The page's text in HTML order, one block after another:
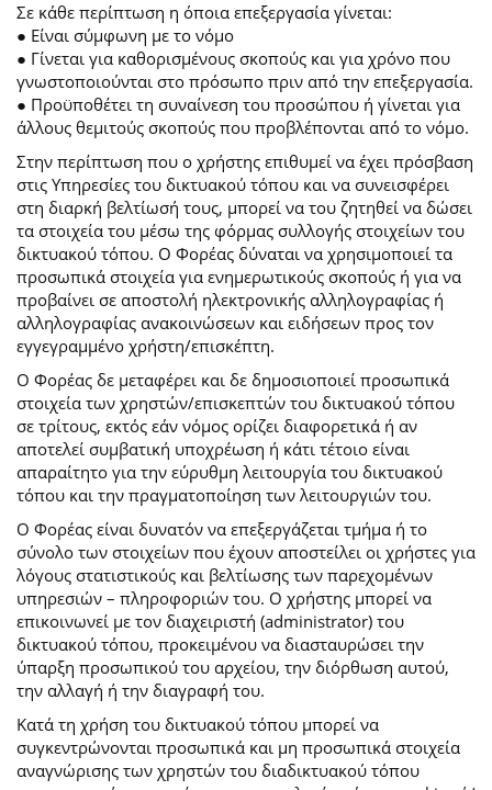
Σε κάθε περίπτωση η όποια επεξεργασία γίνεται:
● Είναι σύμφωνη με το νόμο
● Γίνεται για καθορισμένους σκοπούς και για χρόνο που
γνωστοποιούνται στο πρόσωπο πριν από την επεξεργασία.
● Προϋποθέτει τη συναίνεση του προσώπου ή γίνεται για
άλλους θεμιτούς σκοπούς που προβλέπονται από το νόμο.
Στην περίπτωση που ο χρήστης επιθυμεί να έχει πρόσβαση
στις Υπηρεσίες του δικτυακού τόπου και να συνεισφέρει
στη διαρκή βελτίωσή τους, μπορεί να του ζητηθεί να δώσει
τα στοιχεία του μέσω της φόρμας συλλογής στοιχείων του
δικτυακού τόπου. Ο Φορέας δύναται να χρησιμοποιεί τα
προσωπικά στοιχεία για ενημερωτικούς σκοπούς ή για να
προβαίνει σε αποστολή ηλεκτρονικής αλληλογραφίας ή
αλληλογραφίας ανακοινώσεων και ειδήσεων προς τον
εγγεγραμμένο χρήστη/επισκέπτη.
Ο Φορέας δε μεταφέρει και δε δημοσιοποιεί προσωπικά
στοιχεία των χρηστών/επισκεπτών του δικτυακού τόπου
σε τρίτους, εκτός εάν νόμος ορίζει διαφορετικά ή αν
αποτελεί συμβατική υποχρέωση ή κάτι τέτοιο είναι
απαραίτητο για την εύρυθμη λειτουργία του δικτυακού
τόπου και την πραγματοποίηση των λειτουργιών του.
Ο Φορέας είναι δυνατόν να επεξεργάζεται τμήμα ή το
σύνολο των στοιχείων που έχουν αποστείλει οι χρήστες για
λόγους στατιστικούς και βελτίωσης των παρεχομένων
υπηρεσιών – πληροφοριών του. Ο χρήστης μπορεί να
επικοινωνεί με τον διαχειριστή (administrator) του
δικτυακού τόπου, προκειμένου να διασταυρώσει την
ύπαρξη προσωπικού του αρχείου, την διόρθωση αυτού,
την αλλαγή ή την διαγραφή του.
Κατά τη χρήση του δικτυακού τόπου μπορεί να
συγκεντρώνονται προσωπικά και μη προσωπικά στοιχεία
αναγνώρισης των χρηστών του διαδικτυακού τόπου